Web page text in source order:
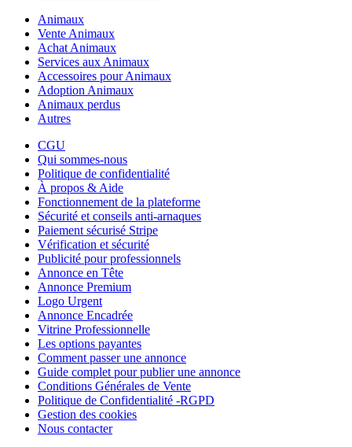
Animaux
Vente Animaux
Achat Animaux
Services aux Animaux
Accessoires pour Animaux
Adoption Animaux
Animaux perdus
Autres
CGU
Qui sommes-nous
Politique de confidentialité
À propos & Aide
Fonctionnement de la plateforme
Sécurité et conseils anti-arnaques
Paiement sécurisé Stripe
Vérification et sécurité
Publicité pour professionnels
Annonce en Tête
Annonce Premium
Logo Urgent
Annonce Encadrée
Vitrine Professionnelle
Les options payantes
Comment passer une annonce
Guide complet pour publier une annonce
Conditions Générales de Vente
Politique de Confidentialité -RGPD
Gestion des cookies
Nous contacter